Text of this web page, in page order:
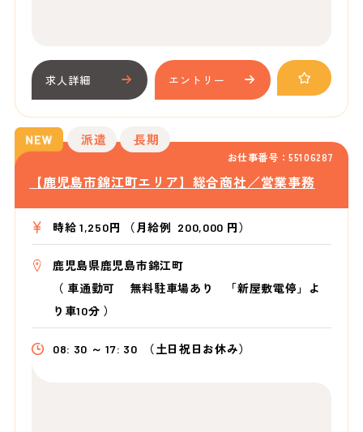
求人詳細 エントリー
お仕事番号：55106287
派遣 長期
【鹿児島市錦江町エリア】総合商社／営業事務
時給 1,250円 （月給例 200,000 円）
鹿児島県鹿児島市錦江町
（ 車通勤可 無料駐車場あり 「新屋敷電停」よ
り車10分 ）
08: 30 ～ 17: 30 （土日祝日お休み）